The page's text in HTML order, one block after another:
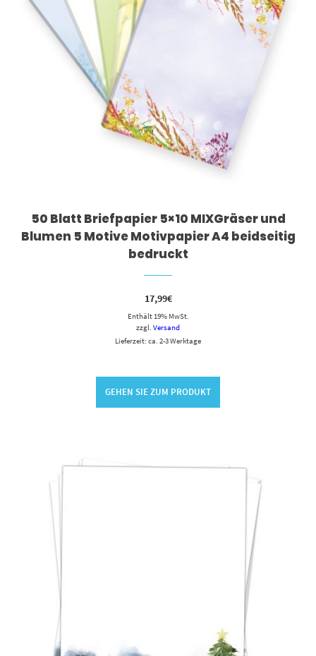
50 Blatt Briefpapier 5×10 MIXGräser und
Blumen 5 Motive Motivpapier A4 beidseitig
bedruckt
17,99€
Enthält 19% MwSt.
zzgl. Versand
Lieferzeit: ca. 2-3 Werktage
GEHEN SIE ZUM PRODUKT